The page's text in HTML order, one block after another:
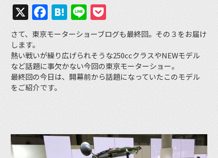
X Facebook
Hatena
Line
さて、東京モーターショーブログも最終回。その３をお届け
します。
熱い戦いが繰り広げられそうな250ccクラスやNEWモデル
など話題に事欠かない今回の東京モーターショー。
最終回の今日は、開幕前から話題になっていたこのモデル
をご紹介です。